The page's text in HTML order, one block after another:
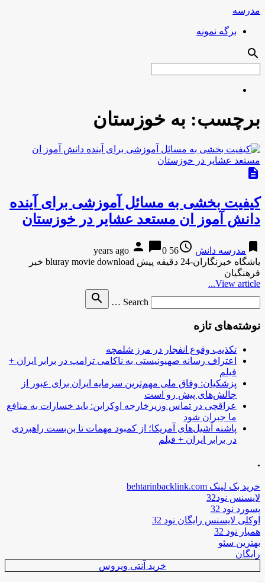
مدرسه
برگه نمونه
search
برچسب: به خوزستان
description
کیفیت بخشی به مسائل آموزشی برای آینده
دانش آموز ان مستعد عشایر در خوزستان
bookmark مدرسه دانش access_time
56 years ago
person chat_bubble0
باشگاه خبرنگاران-24 دقیقه پیش bluray movie download خبر
فرهنگیان
View article...
Search …
search
نوشته‌های تازه
تکذیب وقوع انفجار در مرز شلمچه
اعتراف رسانه صهیونیستی به ناکامی ترامپ در برابر ایران +
فیلم
پزشکیان: وفاق ملی مهم‌ترین سرمایه ایران برای عبور از
چالش‌های پیش رو است
عراقچی در تماس وزیرخارجه اوکراین: باید خسارات به منافع
ما جبران شود
پاشنه آشیل‌های آمریکا؛ از کمبود مهمات تا بن‌بست راهبردی
در برابر ایران + فیلم
.
خرید بک لینک behtarinbacklink.com
لایسنس نود32
پسورد نود 32
اوکلی لایسنس رایگان نود 32
همیار نود 32
بهترین سئو
رایگان
خرید آنتی ویروس